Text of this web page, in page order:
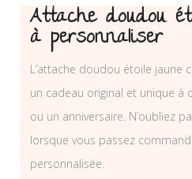
Attache doudou
à personnaliser
L’attache doudou étoile jaune
un cadeau original et unique à
ou un anniversaire. N’oubliez
lorsque vous passez
personnalisée.